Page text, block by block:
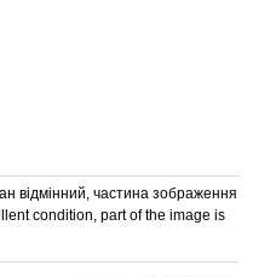
відмінний, частина зображення
condition, part of the image is